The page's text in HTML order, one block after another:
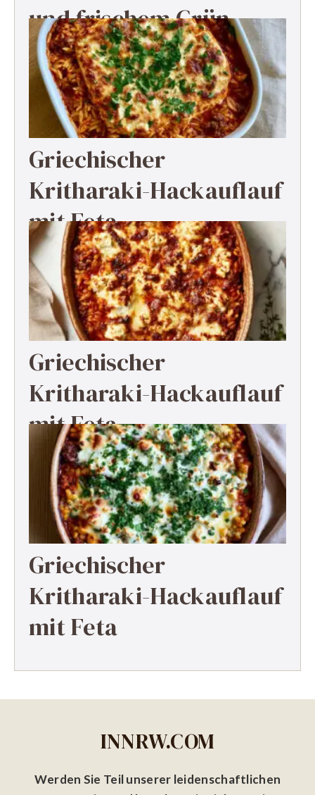
und frischem Grün
Griechischer
Kritharaki-Hackauflauf
mit Feta
Griechischer
Kritharaki-Hackauflauf
mit Feta
Griechischer
Kritharaki-Hackauflauf
mit Feta
INNRW.COM
Werden Sie Teil unserer leidenschaftlichen